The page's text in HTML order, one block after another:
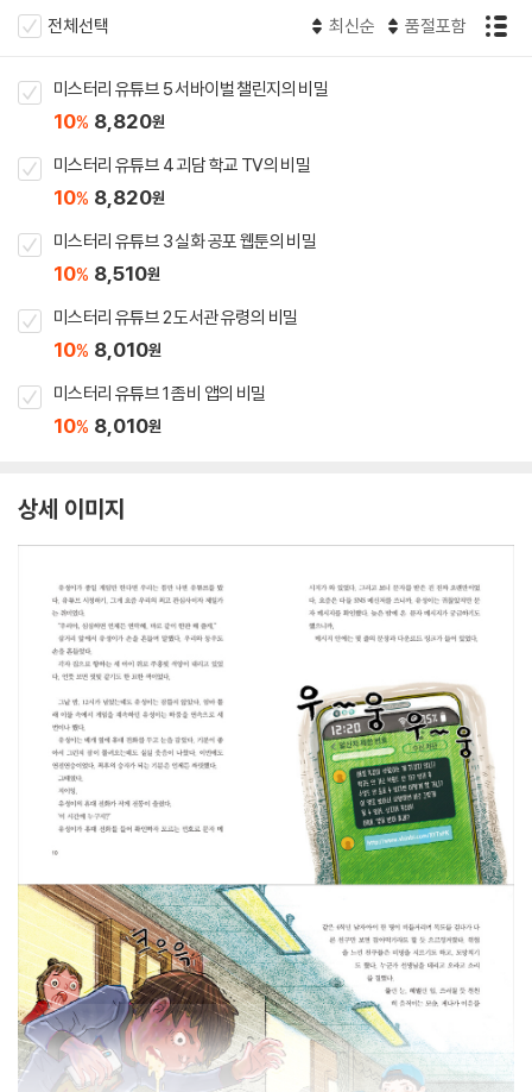
전체선택 최신순 품절포함
미스터리 유튜브 5 서바이벌 챌린지의 비밀
10% 8,820원
미스터리 유튜브 4 괴담 학교 TV의 비밀
10% 8,820원
미스터리 유튜브 3 실화 공포 웹툰의 비밀
10% 8,510원
미스터리 유튜브 2 도서관 유령의 비밀
10% 8,010원
미스터리 유튜브 1 좀비 앱의 비밀
10% 8,010원
상세 이미지